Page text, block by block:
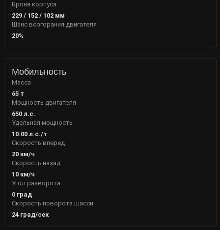
Броня корпуса
229/ 152/ 102мм
Шанс возгорания двигателя
20%
Мобильность
Масса
65т
Мощность двигателя
650л.с.
Удельная мощность
10.00л.с./т
Скорость вперед
20км/ч
Скорость назад
10км/ч
Угол разворота
0град
Скорость поворота шасси
24град/сек